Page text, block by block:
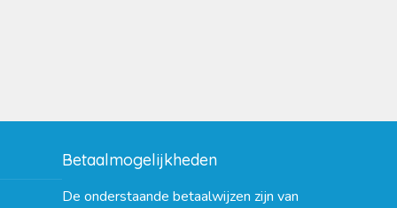
Betaalmogelijkheden
De onderstaande betaalwijzen zijn van